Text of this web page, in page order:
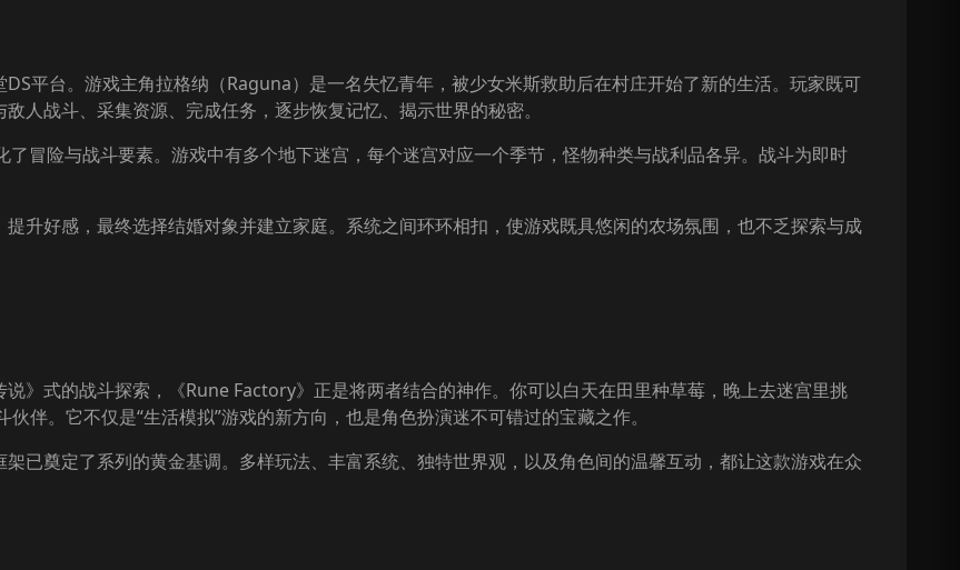
平台。游戏主角拉格纳（Raguna）是一名失忆青年，被少女米斯救助后在村庄开始了新的生活。玩家既可
人战斗、采集资源、完成任务，逐步恢复记忆、揭示世界的秘密。
冒险与战斗要素。游戏中有多个地下迷宫，每个迷宫对应一个季节，怪物种类与战利品各异。战斗为即时
升好感，最终选择结婚对象并建立家庭。系统之间环环相扣，使游戏既具悠闲的农场氛围，也不乏探索与成
》式的战斗探索，《Rune Factory》正是将两者结合的神作。你可以白天在田里种草莓，晚上去迷宫里挑
伴。它不仅是“生活模拟”游戏的新方向，也是角色扮演迷不可错过的宝藏之作。
已奠定了系列的黄金基调。多样玩法、丰富系统、独特世界观，以及角色间的温馨互动，都让这款游戏在众